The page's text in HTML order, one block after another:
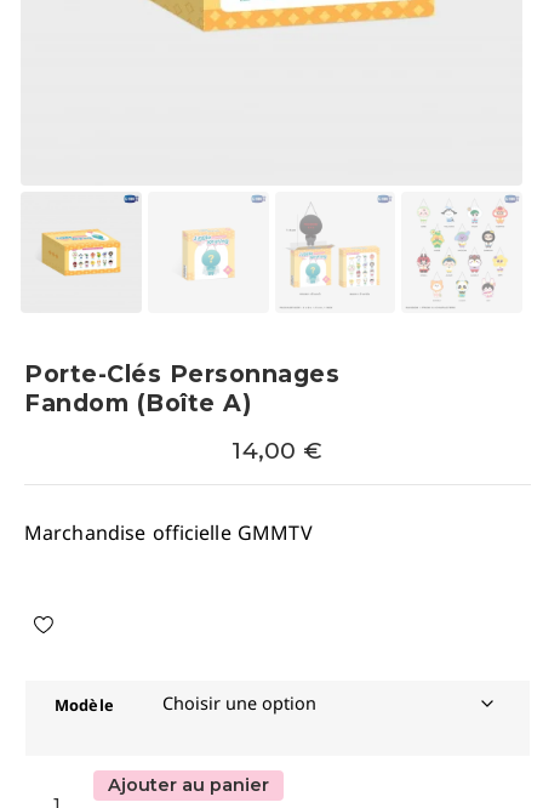
Porte-Clés Personnages
Fandom (boîte A)
14,00 €
Marchandise officielle GMMTV
Modèle
Ajouter au panier